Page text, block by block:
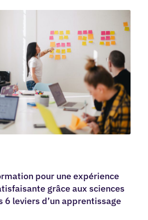
pour une expérience
grâce aux sciences
6 leviers d’un apprentissage